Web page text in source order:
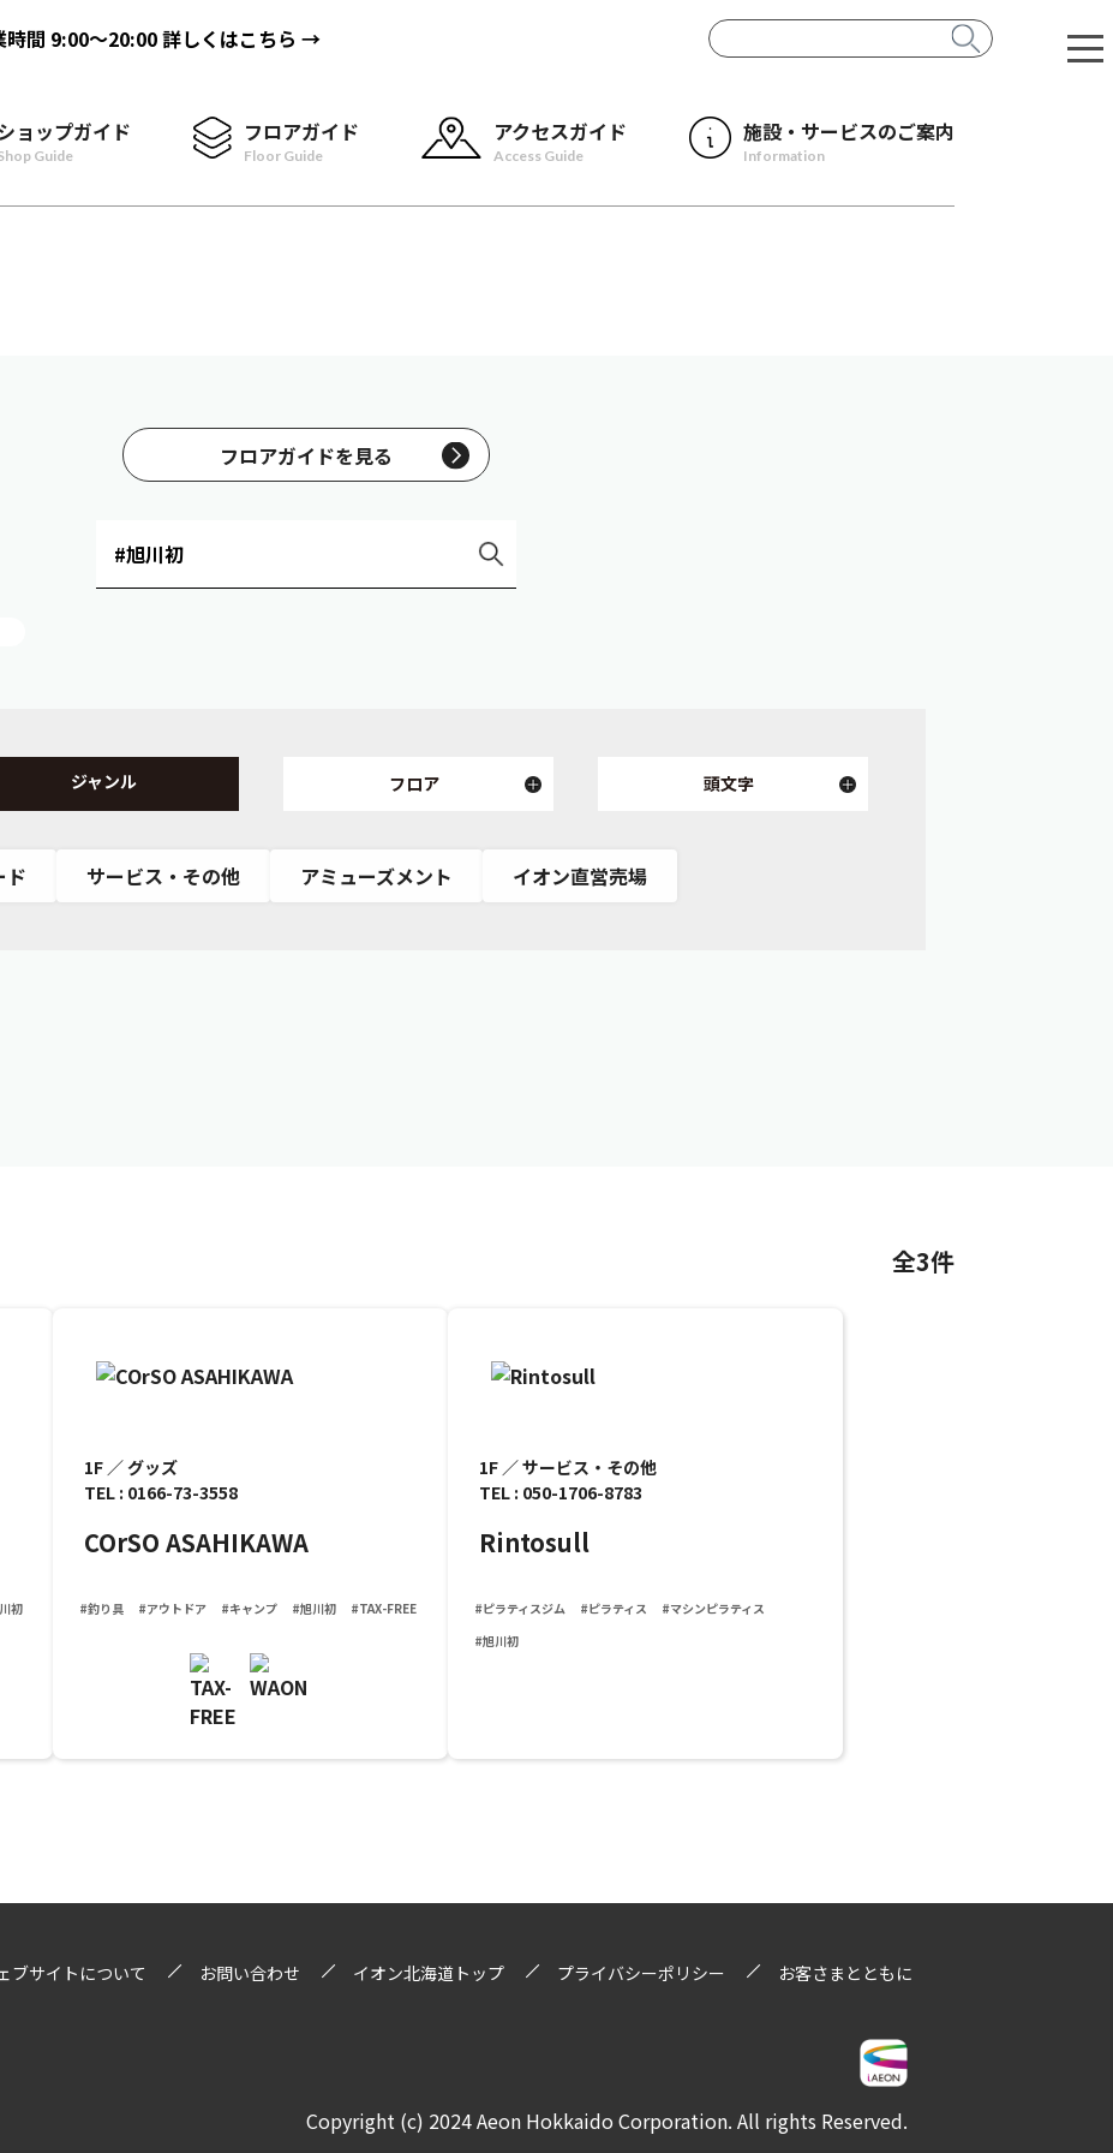
時間 9:00〜20:00詳しくはこちら →
ョップガイド
Guide
フロアガイド
Floor Guide
アクセスガイド
Access Guide
施設・サービスのご案内
Information
フロアガイドを見る
ジャンル フロア 頭文字
ド サービス・その他 アミューズメント イオン直営売場
全3件
初
1F ／ グッズ
TEL : 0166-73-3558
COrSO ASAHIKAWA
#釣り具 #アウトドア #キャンプ #旭川初 #TAX-FREE
1F ／ サービス・その他
TEL : 050-1706-8783
Rintosull
#ピラティスジム #ピラティス
#マシンピラティス
#旭川初
ブサイトについて お問い合わせ イオン北海道トップ プライバシーポリシー お客さまとともに
Copyright (c) 2024 Aeon Hokkaido Corporation. All rights Reserved.